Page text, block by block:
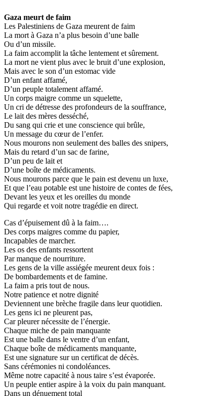
Gaza meurt de faim
Les Palestiniens de Gaza meurent de faim
La mort à Gaza n’a plus besoin d’une balle
Ou d’un missile.
La faim accomplit la tâche lentement et sûrement.
La mort ne vient plus avec le bruit d’une explosion,
Mais avec le son d’un estomac vide
D’un enfant affamé,
D’un peuple totalement affamé.
Un corps maigre comme un squelette,
Un cri de détresse des profondeurs de la souffrance,
Le lait des mères desséché,
Du sang qui crie et une conscience qui brûle,
Un message du cœur de l’enfer.
Nous mourons non seulement des balles des snipers,
Mais du retard d’un sac de farine,
D’un peu de lait et
D’une boîte de médicaments.
Nous mourons parce que le pain est devenu un luxe,
Et que l’eau potable est une histoire de contes de fées,
Devant les yeux et les oreilles du monde
Qui regarde et voit notre tragédie en direct.
Cas d’épuisement dû à la faim….
Des corps maigres comme du papier,
Incapables de marcher.
Les os des enfants ressortent
Par manque de nourriture.
Les gens de la ville assiégée meurent deux fois :
De bombardements et de famine.
La faim a pris tout de nous.
Notre patience et notre dignité
Deviennent une brèche fragile dans leur quotidien.
Les gens ici ne pleurent pas,
Car pleurer nécessite de l’énergie.
Chaque miche de pain manquante
Est une balle dans le ventre d’un enfant,
Chaque boîte de médicaments manquante,
Est une signature sur un certificat de décès.
Sans cérémonies ni condoléances.
Même notre capacité à nous taire s’est évaporée.
Un peuple entier aspire à la voix du pain manquant.
Dans un dénuement total